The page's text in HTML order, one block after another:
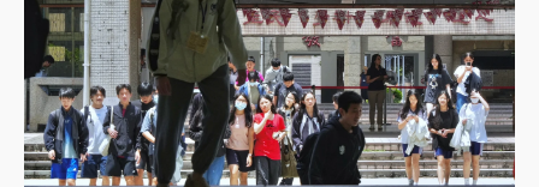
損最多
白海豚挾豪雨狂炸新北！時雨量破百毫米 水塔、雨棚
砸落毀車